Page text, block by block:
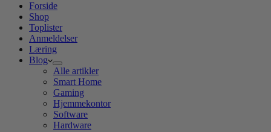
Forside
Shop
Toplister
Anmeldelser
Læring
Blog
Alle artikler
Smart Home
Gaming
Hjemmekontor
Software
Hardware